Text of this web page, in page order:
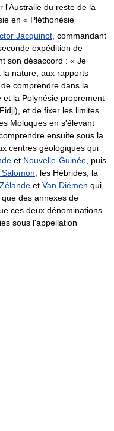
l'Australie du reste de la
en « Pléthonésie
Jacquinot , commandant
expédition de
son désaccord : « Je
nature, aux rapports
comprendre dans la
la Polynésie proprement
et de fixer les limites
Moluques en s'élevant
ensuite sous la
centres géologiques qui
et Nouvelle-Guinée , puis
, les Hébrides, la
et Van Diémen qui,
des annexes de
ces deux dénominations
sous l'appellation